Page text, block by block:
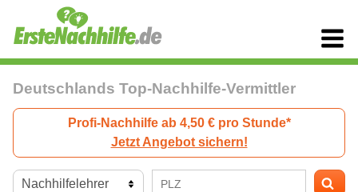
Deutschlands Top-Nachhilfe-Vermittler
Profi-Nachhilfe ab 4,50 € pro Stunde*
Jetzt Angebot sichern!